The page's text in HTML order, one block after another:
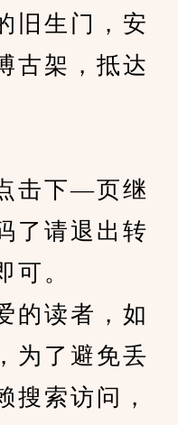
生门，安
古架，抵达
下—页继
了请退出转
可。
读者，如
为了避免丢
搜索访问，